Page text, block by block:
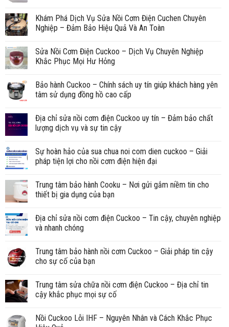
Khám Phá Dịch Vụ Sửa Nồi Cơm Điện Cuchen Chuyên
Nghiệp – Đảm Bảo Hiệu Quả Và An Toàn
Sửa Nồi Cơm Điện Cuckoo – Dịch Vụ Chuyên Nghiệp
Khắc Phục Mọi Hư Hỏng
Bảo hành Cuckoo – Chính sách uy tín giúp khách hàng yên
tâm sử dụng đồng hồ cao cấp
Địa chỉ sửa nồi cơm điện Cuckoo uy tín – Đảm bảo chất
lượng dịch vụ và sự tin cậy
Sự hoàn hảo của sua chua noi com dien cuckoo – Giải
pháp tiện lợi cho nồi cơm điện hiện đại
Trung tâm bảo hành Cooku – Nơi gửi gắm niềm tin cho
thiết bị gia dụng của bạn
Địa chỉ sửa nồi cơm điện Cuckoo – Tin cậy, chuyên nghiệp
và nhanh chóng
Trung tâm bảo hành nồi cơm Cuckoo – Giải pháp tin cậy
cho sự cố của bạn
Trung tâm sửa chữa nồi cơm điện Cuckoo – Địa chỉ tin
cậy khắc phục mọi sự cố
Nồi Cuckoo Lỗi IHF – Nguyên Nhân và Cách Khắc Phục